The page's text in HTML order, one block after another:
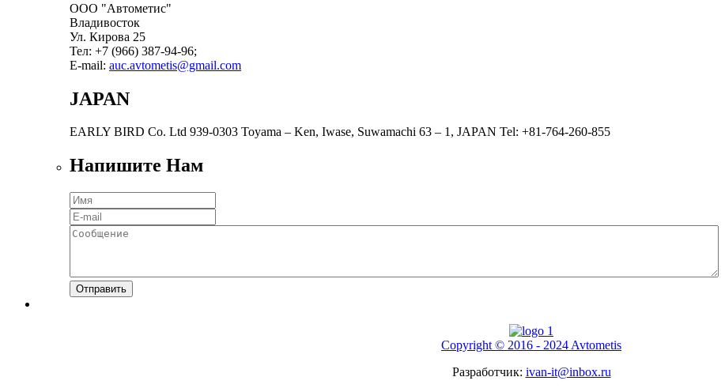
ООО "Автометис"
Владивосток
Ул. Кирова 25
Тел: +7 (966) 387-94-96;
E-mail: auc.avtometis@gmail.com
JAPAN
EARLY BIRD Co. Ltd 939-0303 Toyama – Ken, Iwase, Suwamachi 63 – 1, JAPAN Tel: +81-764-260-855
Напишите Нам
Отправить
Copyright © 2016 - 2024 Avtometis
Разработчик: ivan-it@inbox.ru